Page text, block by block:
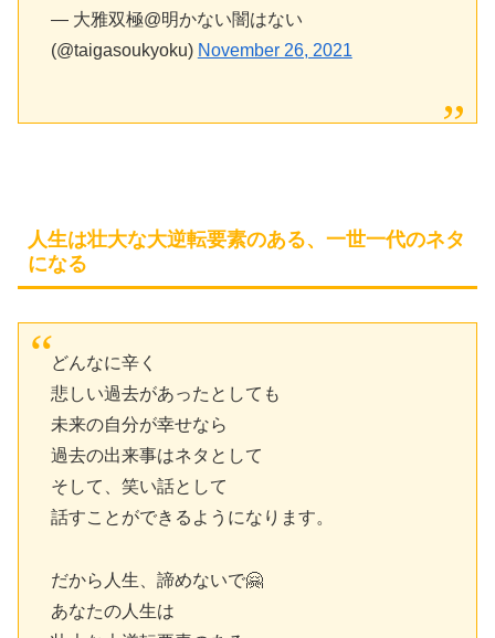
— 大雅双極@明かない闇はない
(@taigasoukyoku) November 26, 2021
人生は壮大な大逆転要素のある、一世一代のネタ
になる
どんなに辛く
悲しい過去があったとしても
未来の自分が幸せなら
過去の出来事はネタとして
そして、笑い話として
話すことができるようになります。
だから人生、諦めないで🤗
あなたの人生は